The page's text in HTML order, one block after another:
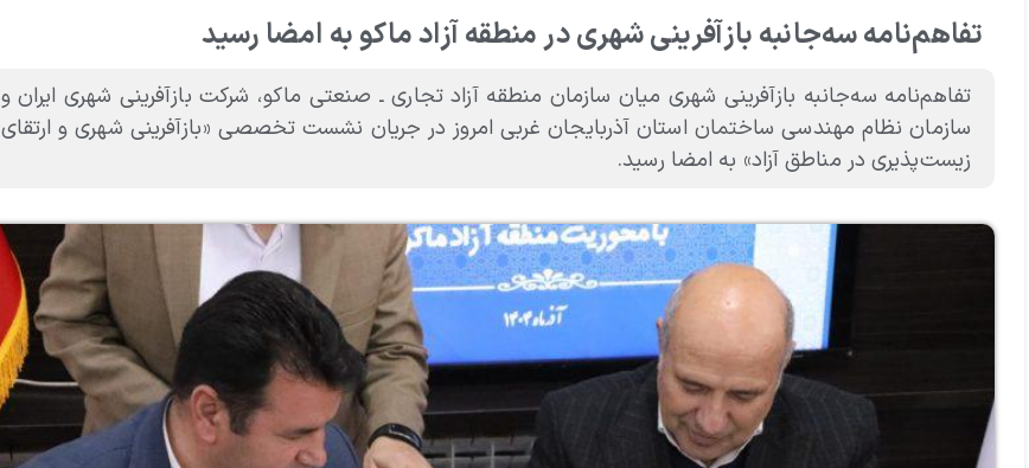
تفاهم‌نامه سه‌جانبه بازآفرینی شهری در منطقه آزاد ماکو به امضا رسید
تفاهم‌نامه سه‌جانبه بازآفرینی شهری میان سازمان منطقه آزاد تجاری ـ صنعتی ماکو، شرکت بازآفرینی شهری ایران و
سازمان نظام مهندسی ساختمان استان آذربایجان غربی امروز در جریان نشست تخصصی «بازآفرینی شهری و ارتقای
زیست‌پذیری در مناطق آزاد» به امضا رسید.